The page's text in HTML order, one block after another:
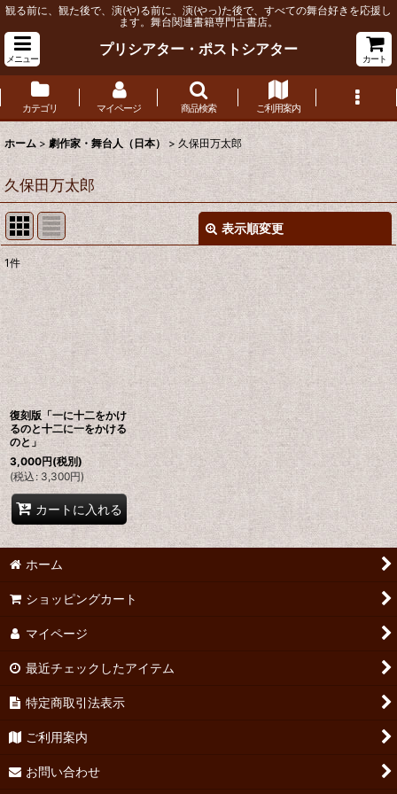
観る前に、観た後で、演(や)る前に、演(やっ)た後で、すべての舞台好きを応援し
ます。舞台関連書籍専門古書店。
メニュー
プリシアター・ポストシアター
カート
カテゴリ マイページ 商品検索 ご利用案内
ホーム > 劇作家・舞台人（日本） > 久保田万太郎
久保田万太郎
表示順変更
表示数 :
並び順
絞り込む
1件
復刻版「一に十二をかけ
るのと十二に一をかける
のと」
3,000円(税別)
(税込: 3,300円)
カートに入れる
ホーム
ショッピングカート
マイページ
最近チェックしたアイテム
特定商取引法表示
ご利用案内
お問い合わせ